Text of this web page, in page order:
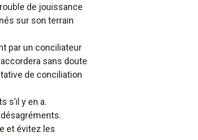
de jouissance
sur son terrain
par un conciliateur
sans doute
de conciliation
s’il y en a.
et évitez les